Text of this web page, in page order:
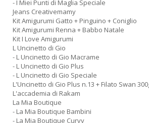
- I Miei Punti di Maglia Speciale
Jeans Creativemamy
Kit Amigurumi Gatto + Pinguino + Coniglio
Kit Amigurumi Renna + Babbo Natale
Kit I Love Amigurumi
L Uncinetto di Gio
- L Uncinetto di Gio Macrame
- L Uncinetto di Gio Plus
- L Uncinetto di Gio Speciale
L'Uncinetto di Gio Plus n.13 + Filato Swan
L'accademia di Rakam
La Mia Boutique
- La Mia Boutique Bambini
- La Mia Boutique Curvy